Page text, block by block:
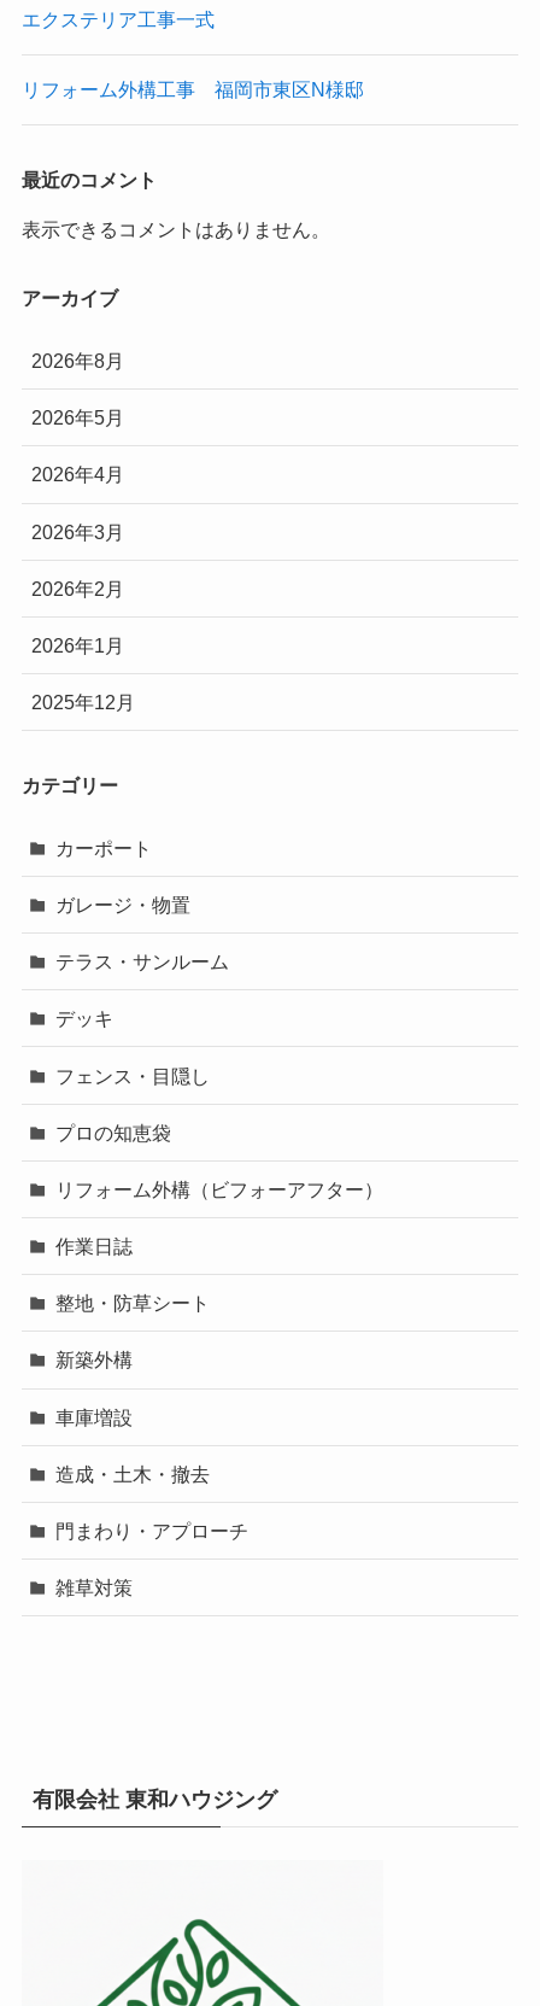
エクステリア工事一式
リフォーム外構工事 福岡市東区N様邸
最近のコメント
表示できるコメントはありません。
アーカイブ
2026年8月
2026年5月
2026年4月
2026年3月
2026年2月
2026年1月
2025年12月
カテゴリー
カーポート
ガレージ・物置
テラス・サンルーム
デッキ
フェンス・目隠し
プロの知恵袋
リフォーム外構（ビフォーアフター）
作業日誌
整地・防草シート
新築外構
車庫増設
造成・土木・撤去
門まわり・アプローチ
雑草対策
有限会社 東和ハウジング